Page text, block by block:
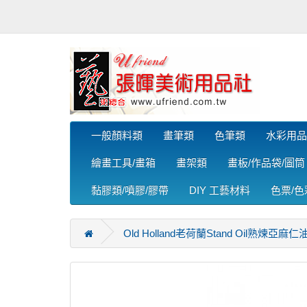
一般顏料類 畫筆類 色筆類 水彩用品
繪畫工具/畫箱 畫架類 畫板/作品袋/圖筒
黏膠類/噴膠/膠帶 DIY 工藝材料 色票/色
Old Holland老荷蘭Stand Oil熟煉亞麻仁